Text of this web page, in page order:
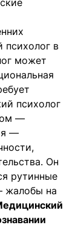
психолог в
может
психолог
—
—
Он
рутинные
жалобы на